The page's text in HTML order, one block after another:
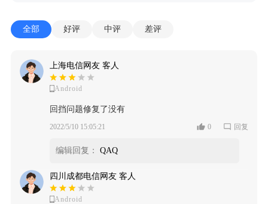
全部 好评 中评 差评
上海电信网友 客人
Android
回挡问题修复了没有
2022/5/10 15:05:21 0 回复
编辑回复： QAQ
四川成都电信网友 客人
Android